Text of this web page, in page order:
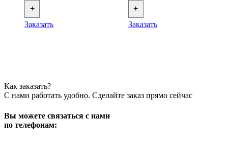
+
Заказать
+
Заказать
Как заказать?
С нами работать удобно. Сделайте заказ прямо сейчас
Вы можете связаться с нами
по телефонам: